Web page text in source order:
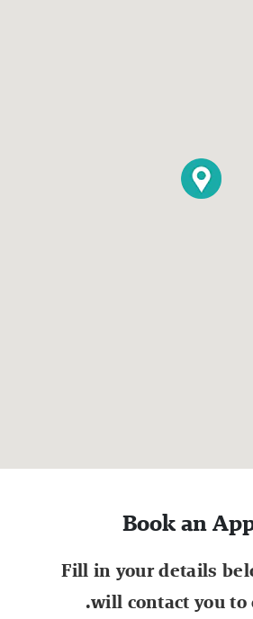
Book an
Fill in your details
will contact you to